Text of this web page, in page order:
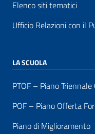
Elenco siti tematici
Ufficio Relazioni con il
LA SCUOLA
PTOF – Piano
POF – Piano Offerta
Piano di Miglioramento